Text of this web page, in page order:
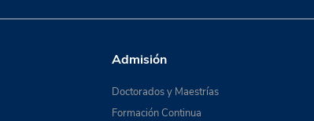
Admisión
Doctorados y Maestrías
Formación Continua